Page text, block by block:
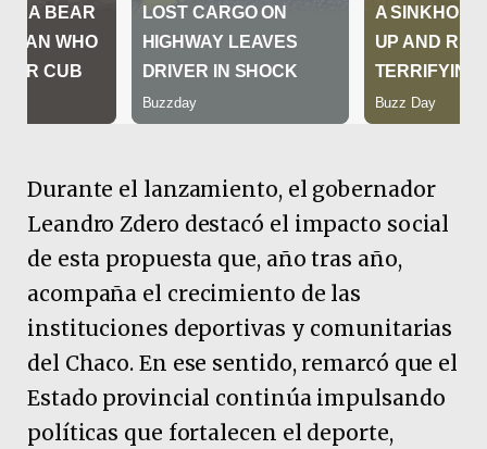
Durante el lanzamiento, el gobernador
Leandro Zdero destacó el impacto social
de esta propuesta que, año tras año,
acompaña el crecimiento de las
instituciones deportivas y comunitarias
del Chaco. En ese sentido, remarcó que el
Estado provincial continúa impulsando
políticas que fortalecen el deporte,